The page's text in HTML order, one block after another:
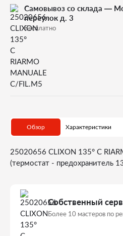
Самовывоз со склада —
переулок д. 3
Бесплатно
Обзор Характеристики
25020656 CLIXON 135° C
(термостат - предохранитель
Собственный
Более 10 мастеров по